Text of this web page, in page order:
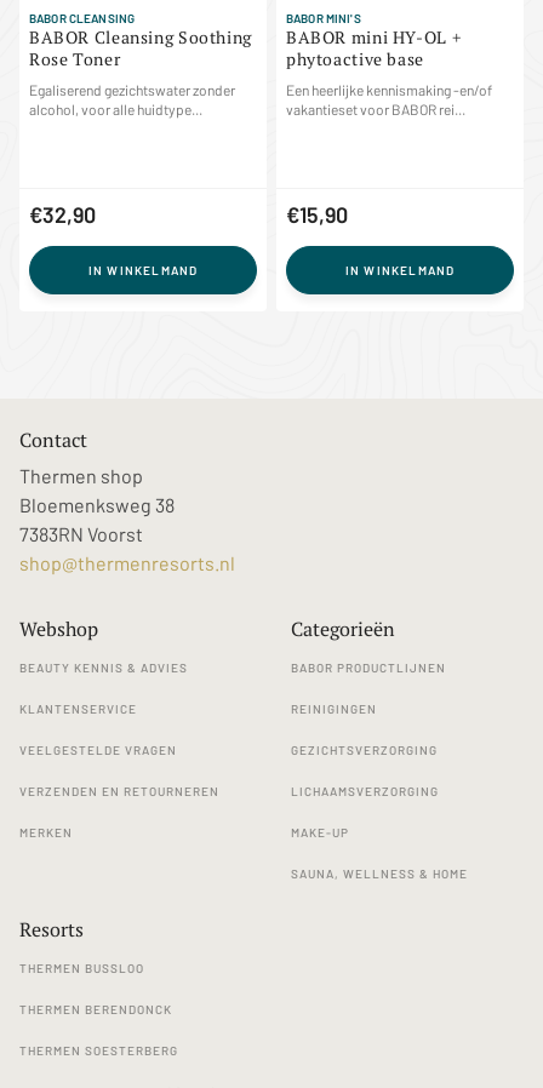
BABOR CLEANSING
BABOR Cleansing Soothing
Rose Toner
Egaliserend gezichtswater zonder
alcohol, voor alle huidtype...
€32,90
IN WINKELMAND
BABOR MINI'S
BABOR mini HY-OL +
phytoactive base
Een heerlijke kennismaking -en/of
vakantieset voor BABOR rei...
€15,90
IN WINKELMAND
Contact
Thermen shop
Bloemenksweg 38
7383RN Voorst
shop@thermenresorts.nl
Webshop
BEAUTY KENNIS & ADVIES
KLANTENSERVICE
VEELGESTELDE VRAGEN
VERZENDEN EN RETOURNEREN
MERKEN
Categorieën
BABOR PRODUCTLIJNEN
REINIGINGEN
GEZICHTSVERZORGING
LICHAAMSVERZORGING
MAKE-UP
SAUNA, WELLNESS & HOME
Resorts
THERMEN BUSSLOO
THERMEN BERENDONCK
THERMEN SOESTERBERG